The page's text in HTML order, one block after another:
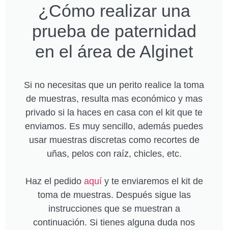
¿Cómo realizar una
prueba de paternidad
en el área de Alginet
Si no necesitas que un perito realice la toma
de muestras, resulta mas económico y mas
privado si la haces en casa con el kit que te
enviamos. Es muy sencillo, además puedes
usar muestras discretas como recortes de
uñas, pelos con raíz, chicles, etc.
Haz el pedido aquíy te enviaremos el kit de
toma de muestras. Después sigue las
instrucciones que se muestran a
continuación. Si tienes alguna duda nos